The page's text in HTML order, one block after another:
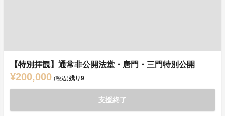
【特別拝観】通常非公開法堂・唐門・三門特別公開
¥200,000 (税込)残り9
支援終了